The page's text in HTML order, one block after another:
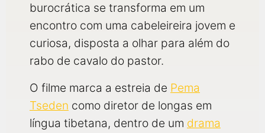
burocrática se transforma em um
encontro com uma cabeleireira jovem e
curiosa, disposta a olhar para além do
rabo de cavalo do pastor.
O filme marca a estreia de Pema
Tseden como diretor de longas em
língua tibetana, dentro de um drama